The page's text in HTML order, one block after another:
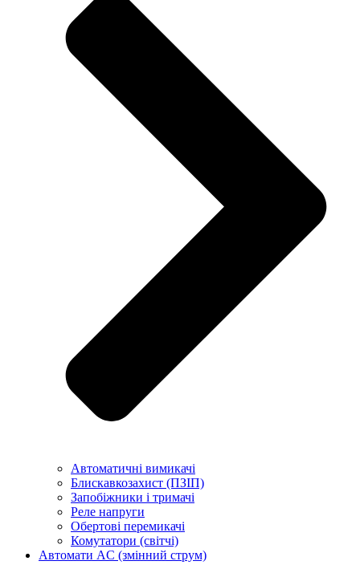
Автоматичні вимикачі
Блискавкозахист (ПЗІП)
Запобіжники і тримачі
Реле напруги
Обертові перемикачі
Комутатори (світчі)
Автомати AC (змінний струм)